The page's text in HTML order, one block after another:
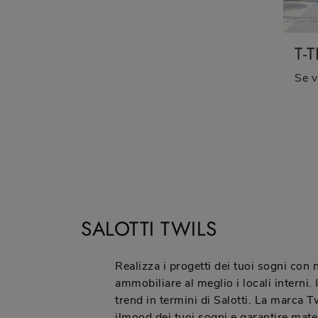
T-
SALOTTI TWILS
Realizza i progetti dei tuoi sogni con
ammobiliare al meglio i locali
trend in termini di Salotti. La marca